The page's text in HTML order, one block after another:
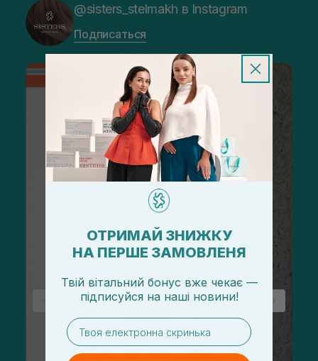
@sisters_stelmakh в Instagram
Подписаться
ОТРИМАЙ ЗНИЖКУ
НА ПЕРШЕ ЗАМОВЛЕНЯ
Твій вітальний бонус вже чекає —
підписуйся на наші новини!
email